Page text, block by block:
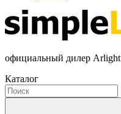
официальный дилер Arlight
Каталог